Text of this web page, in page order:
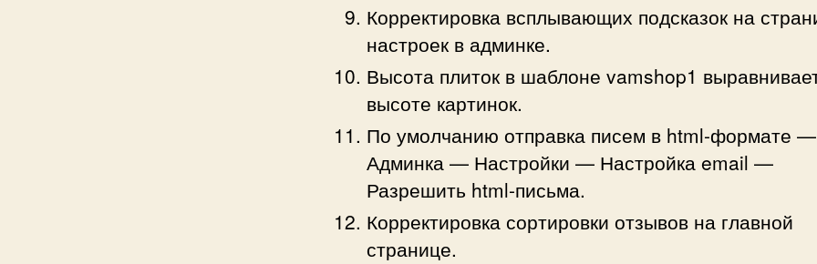
Корректировка всплывающих подсказок на
настроек в админке.
Высота плиток в шаблоне vamshop1
высоте картинок.
По умолчанию отправка писем в html-формате —
Админка — Настройки — Настройка email —
Разрешить html-письма.
Корректировка сортировки отзывов на главной
странице.